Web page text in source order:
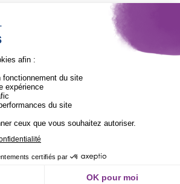
l’ESS certifiée Quali’OP